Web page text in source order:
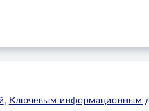
, Ключевым информационным